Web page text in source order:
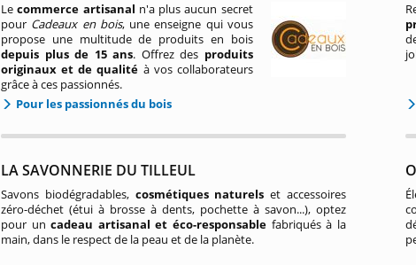
Le commerce artisanal n'a plus aucun secret
pour Cadeaux en bois, une enseigne qui vous
propose une multitude de produits en bois
depuis plus de 15 ans. Offrez des produits
originaux et de qualité à vos collaborateurs
grâce à ces passionnés.
Pour les passionnés du bois
LA SAVONNERIE DU TILLEUL
Savons biodégradables, cosmétiques naturelset accessoires
zéro-déchet (étui à brosse à dents, pochette à savon...), optez
pour uncadeau artisanal et éco-responsable fabriqués à la
main, dans le respect de la peau et de la planète.